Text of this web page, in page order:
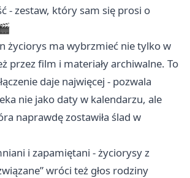
- zestaw, który sam się prosi o
życiorys ma wybrzmieć nie tylko w
przez film i materiały archiwalne. To
daje najwięcej - pozwala
nie jako daty w kalendarzu, ale
naprawdę zostawiła ślad w
i zapamiętani - życiorysy z
wróci też głos rodziny